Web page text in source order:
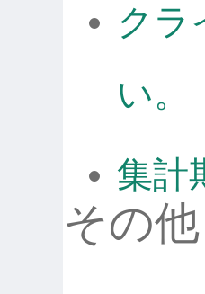
クラ
い。
集計
その他